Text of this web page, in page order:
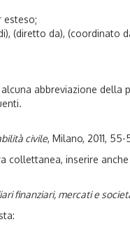
esteso;
(diretto da), (coordinato
abbreviazione
civile, Milano, 2011, 55-
collettanea, inserire
finanziari, mercati e